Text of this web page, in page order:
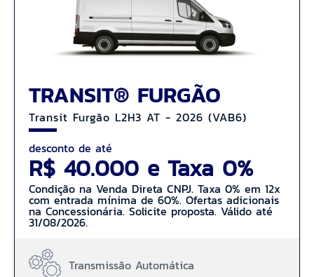
TRANSIT® FURGÃO
Transit Furgão L2H3 AT - 2026 (VAB6)
desconto de até
R$ 40.000 e Taxa 0%
Condição na Venda Direta CNPJ. Taxa 0% em 12x
com entrada mínima de 60%. Ofertas adicionais
na Concessionária. Solicite proposta. Válido até
31/08/2026.
Transmissão Automática